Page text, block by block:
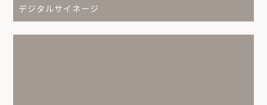
デジタルサイネージ